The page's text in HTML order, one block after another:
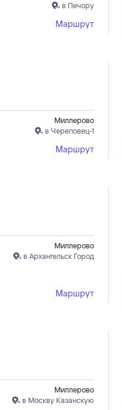
в Печору
Маршрут
Миллерово
в Череповец-1
Маршрут
Миллерово
в Архангельск Город
Маршрут
Миллерово
в Москву Казанскую